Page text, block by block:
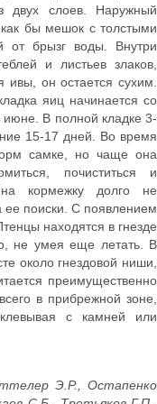
двух слоев. Наружный
бы мешок с толстыми
от брызг воды. Внутри
и листьев злаков,
ивы, он остается сухим.
яиц начинается со
июне. В полной кладке 3-
15-17 дней. Во время
самке, но чаще она
почиститься и
кормежку долго не
ее поиски. С появлением
находятся в гнезде
не умея еще летать. В
около гнездовой ниши,
преимущественно
в прибрежной зоне,
с камней или
Э.Р., Остапенко